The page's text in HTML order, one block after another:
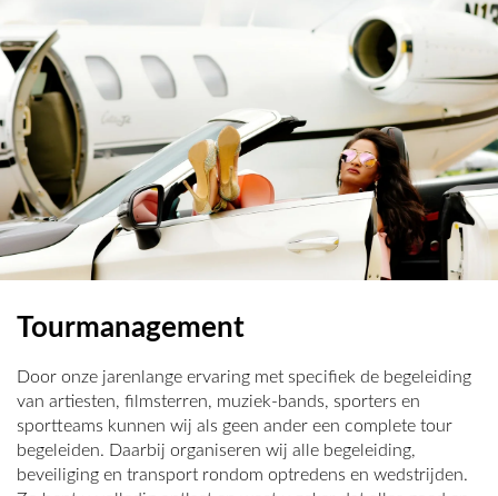
Tourmanagement
Door onze jarenlange ervaring met specifiek de begeleiding
van artiesten, filmsterren, muziek-bands, sporters en
sportteams kunnen wij als geen ander een complete tour
begeleiden. Daarbij organiseren wij alle begeleiding,
beveiliging en transport rondom optredens en wedstrijden.